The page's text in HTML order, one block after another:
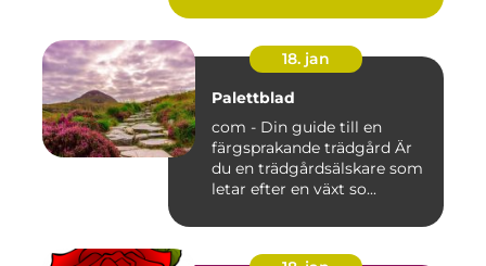
18. jan
Palettblad
com - Din guide till en
färgsprakande trädgård Är
du en trädgårdsälskare som
letar efter en växt so...